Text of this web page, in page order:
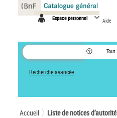
Espace personnel Aide
Tout
Recherche avancée
Accueil Liste de notices d’autorité
Panneau de gestion des cookies